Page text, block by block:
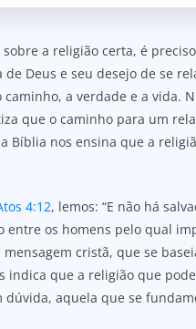
a religião certa, é
Deus e seu desejo de se
caminho, a verdade e a vida.
que o caminho para um
Bíblia nos ensina que a
4:12, lemos: “E não há
entre os homens pelo qual
cristã, que se
indica que a religião que
dúvida, aquela que se